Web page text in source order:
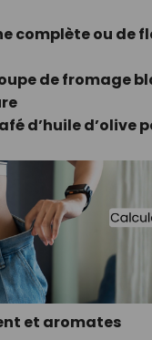
complète ou de
de fromage
d’huile d’olive
et aromates